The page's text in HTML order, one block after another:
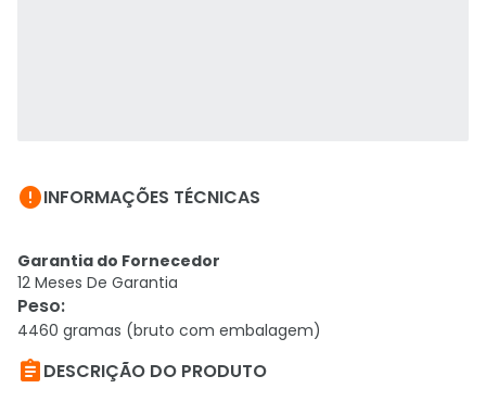
INFORMAÇÕES TÉCNICAS
Garantia do Fornecedor
12 Meses De Garantia
Peso:
4460 gramas (bruto com embalagem)
DESCRIÇÃO DO PRODUTO